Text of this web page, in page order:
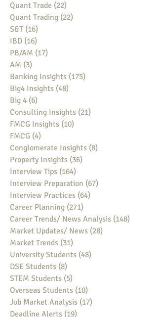
Quant Trade (22)
Quant Trading (22)
S&T (16)
IBD (16)
PB/AM (17)
AM (3)
Banking Insights (175)
Big4 Insights (48)
Big 4 (6)
Consulting Insights (21)
FMCG Insights (10)
FMCG (4)
Conglomerate Insights (8)
Property Insights (36)
Interview Tips (164)
Interview Preparation (67)
Interview Practices (64)
Career Planning (271)
Career Trends/ News Analysis (148)
Market Updates/ News (28)
Market Trends (31)
University Students (48)
DSE Students (8)
STEM Students (5)
Overseas Students (10)
Job Market Analysis (17)
Deadline Alerts (19)